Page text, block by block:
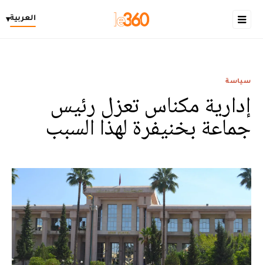
العربية▾
سياسة
إدارية مكناس تعزل رئيس
جماعة بخنيفرة لهذا السبب